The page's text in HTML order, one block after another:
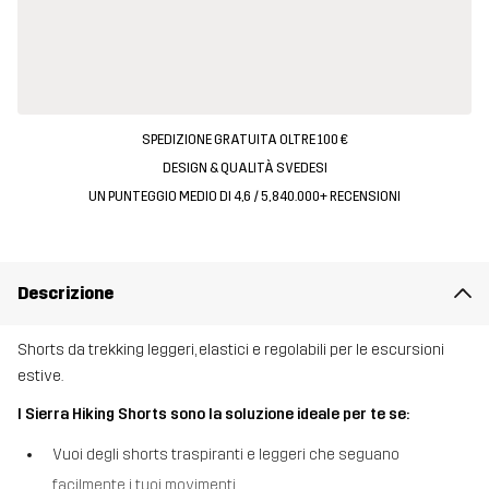
SPEDIZIONE GRATUITA OLTRE 100 €
DESIGN & QUALITÀ SVEDESI
UN PUNTEGGIO MEDIO DI 4,6 / 5, 840.000+ RECENSIONI
Descrizione
Shorts da trekking leggeri, elastici e regolabili per le escursioni
estive.
I Sierra Hiking Shorts sono la soluzione ideale per te se:
Vuoi degli shorts traspiranti e leggeri che seguano